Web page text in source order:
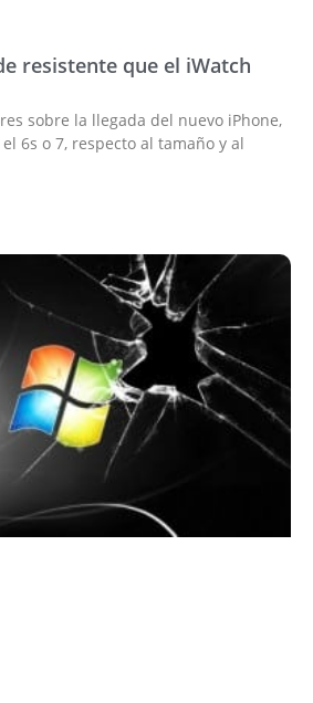
resistente que el iWatch
sobre la llegada del nuevo iPhone,
6s o 7, respecto al tamaño y al